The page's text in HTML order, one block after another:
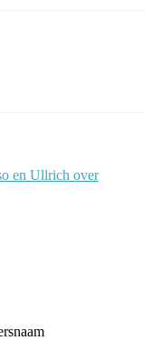
en Ullrich over